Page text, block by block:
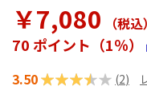
￥7,080 （税込）
70 ポイント（1％）
評価:
3.50 (2)
リ
ー
の
初